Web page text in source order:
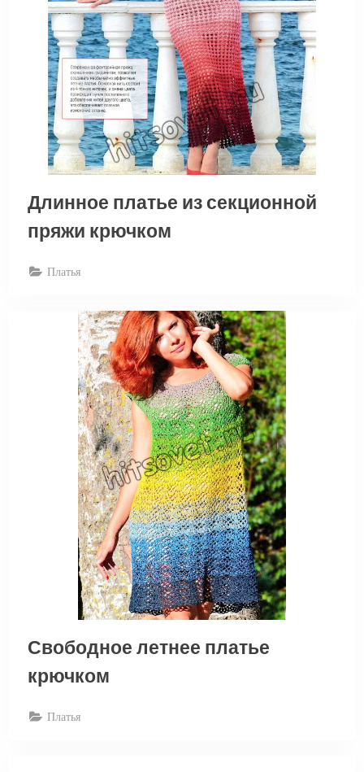
Длинное платье из секционной
пряжи крючком
Платья
Свободное летнее платье
крючком
Платья